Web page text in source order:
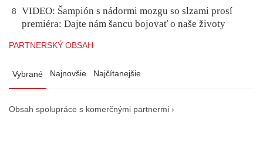
8
VIDEO: Šampión s nádormi mozgu so slzami prosí
premiéra: Dajte nám šancu bojovať o naše životy
PARTNERSKÝ OBSAH
Vybrané Najnovšie Najčítanejšie
Obsah spolupráce s komerčnými partnermi ›